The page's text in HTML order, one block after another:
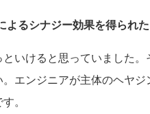
るシナジー効果を得られた
いけると思っていました
エンジニアが主体のヘヤ
。